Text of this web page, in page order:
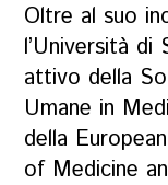
Oltre al suo
l’Università
attivo della
Umane in
della
of Medicine